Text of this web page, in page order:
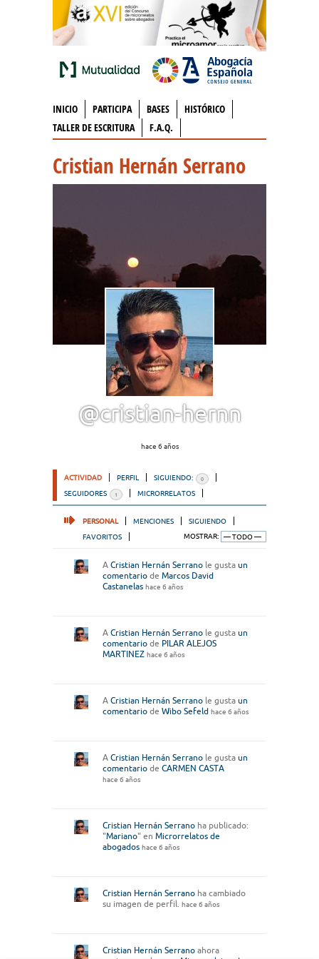
INICIO PARTICIPA BASES
HISTÓRICO
TALLER DE ESCRITURA
F.A.Q.
Cristian Hernán Serrano
@cristian-hernn
hace 6 años
ACTIVIDAD PERFIL SIGUIENDO: 0
SEGUIDORES 1 MICRORRELATOS
PERSONAL MENCIONES
SIGUIENDO
FAVORITOS
MOSTRAR:
A Cristian Hernán Serrano le gusta un
comentario de Marcos David
Castanelas hace 6 años
A Cristian Hernán Serrano le gusta un
comentario de PILAR ALEJOS
MARTINEZ hace 6 años
A Cristian Hernán Serrano le gusta un
comentario de Wibo Sefeld hace 6 años
A Cristian Hernán Serrano le gusta un
comentario de CARMEN CASTA
hace 6 años
Cristian Hernán Serrano ha publicado:
"Mariano" en Microrrelatos de
abogados hace 6 años
Cristian Hernán Serrano ha cambiado
su imagen de perfil. hace 6 años
Cristian Hernán Serrano ahora